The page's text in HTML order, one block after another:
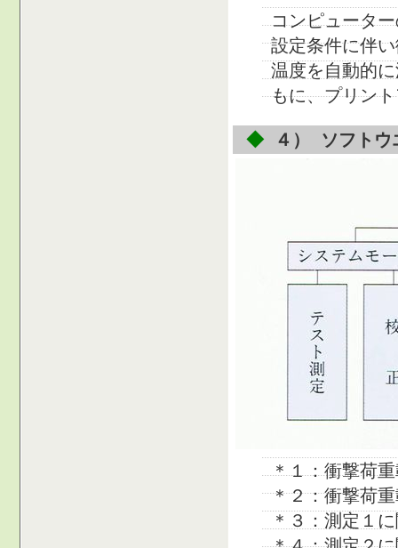
コンピュータ
設定条件に伴
温度を自動的
もに、プリン
◆４） ソフトウ
＊１：衝撃荷
＊２：衝撃荷
＊３：測定１